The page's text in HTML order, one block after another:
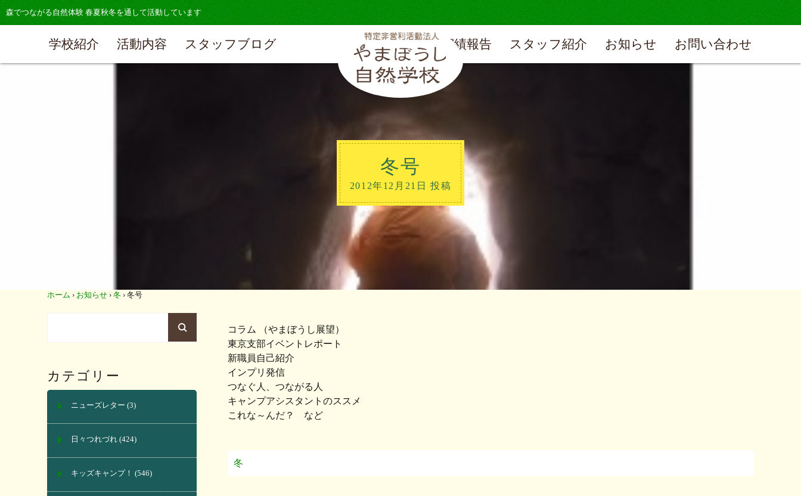
森でつながる自然体験 春夏秋冬を通して活動しています
学校紹介 活動内容 スタッフブログ 実績報告 スタッフ紹介 お知らせ お問い合わせ
冬号
2012年12月21日 投稿
ホーム › お知らせ › 冬 › 冬号
コラム （やまぼうし展望）
東京支部イベントレポート
新職員自己紹介
インプリ発信
つなぐ人、つながる人
キャンプアシスタントのススメ
これな～んだ？ など
冬
カテゴリー
ニューズレター (3)
日々つれづれ (424)
キッズキャンプ！ (546)